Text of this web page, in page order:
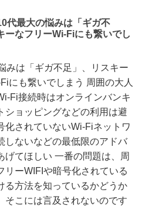
代最大の悩みは「ギガ不
ーなフリーWi-Fiにも繋いでし
みは「ギガ不足」、リスキー
にも繋いでしまう 周囲の大人
Fi接続時はオンラインバンキ
ショッピングなどの利用は避
化されていないWi-Fiネットワ
しないなどの最低限のアドバ
げてほしい 一番の問題は、周
リーWIFIや暗号化されている
る方法を知っているかどうか
そこには言及されないのです